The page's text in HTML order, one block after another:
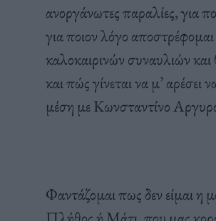
ανοργάνωτες παραλίες, για
για ποιον λόγο
καλοκαιρινών συναυλιών
και πώς γίνεται να μ’
μέση με Κωνσταντίνο
Φαντάζομαι πως δεν είμαι η